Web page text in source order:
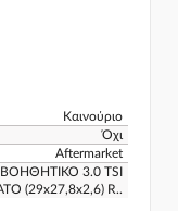
Καινούριο
Όχι
Aftermarket
ΒΟΗΘΗΤΙΚΟ 3.0 TSI
(29x27,8x2,6) R..